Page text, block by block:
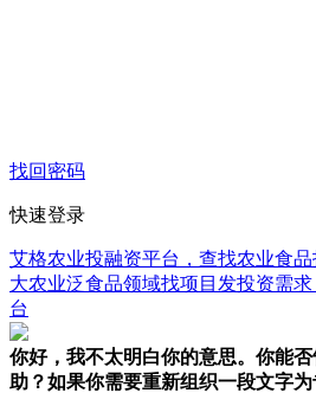
找回密码
快速登录
艾格农业投融资平台，查找农业食
大农业泛食品领域找项目发投资需
台
你好，我不太明白你的意思。你能
助？如果你需要重新组织一段文字